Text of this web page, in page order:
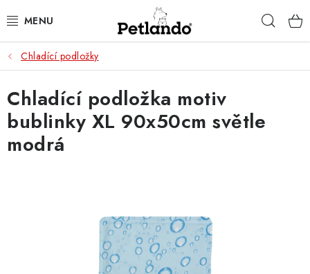
na
PRO PSY
PRO KOČKY
PRO PÁNÍČKY
Chladící podložky
Chladící podložka motiv
bublinky XL 90x50cm světle
modrá